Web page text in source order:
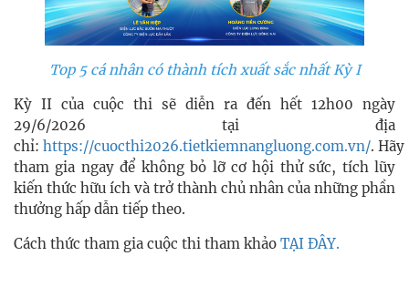
Top 5 cá nhân có thành tích xuất sắc nhất Kỳ I
Kỳ II của cuộc thi sẽ diễn ra đến hết 12h00 ngày
29/6/2026 tại địa
chỉ: https://cuocthi2026.tietkiemnangluong.com.vn/. Hãy
tham gia ngay để không bỏ lỡ cơ hội thử sức, tích lũy
kiến thức hữu ích và trở thành chủ nhân của những phần
thưởng hấp dẫn tiếp theo.
Cách thức tham gia cuộc thi tham khảo TẠI ĐÂY.